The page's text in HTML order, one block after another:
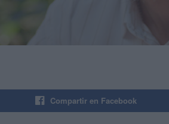
Compartir en Facebook